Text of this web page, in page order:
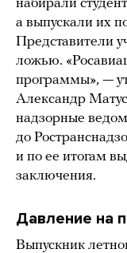
набирали
а выпускали их
Представители
ложью.
программы», —
Александр
надзорные
до
и по ее итогам
заключения.
Давление на
Выпускник